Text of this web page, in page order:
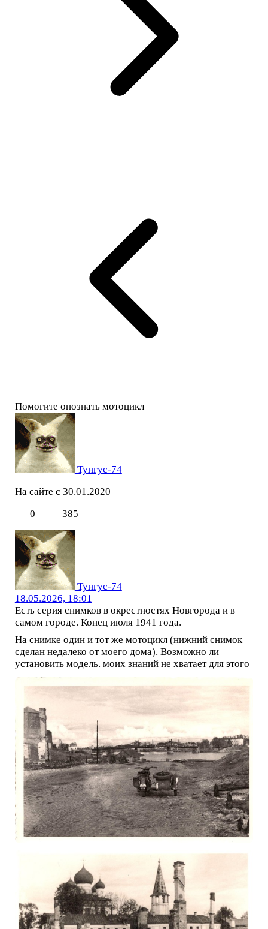
Помогите опознать мотоцикл
Тунгус-74
На сайте с 30.01.2020
0
385
Тунгус-74
18.05.2026, 18:01
Есть серия снимков в окрестностях Новгорода и в
самом городе. Конец июля 1941 года.
На снимке один и тот же мотоцикл (нижний снимок
сделан недалеко от моего дома). Возможно ли
установить модель. моих знаний не хватает для этого